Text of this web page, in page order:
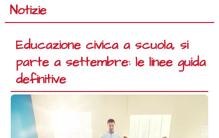
Notizie
Educazione civica a scuola, si
parte a settembre: le linee guida
definitive